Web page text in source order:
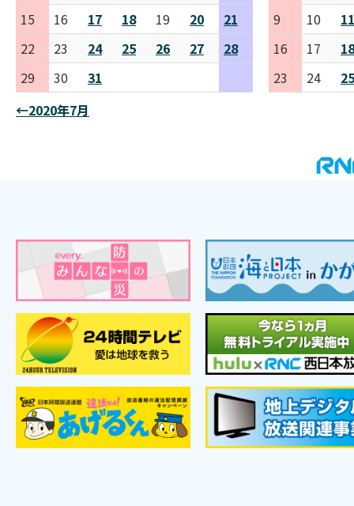
15
16 17 18 19 20
21
22
23 24 25 26 27
28
29
30 31
9
10
11
16
17
18
23
24
25
←2020年7月